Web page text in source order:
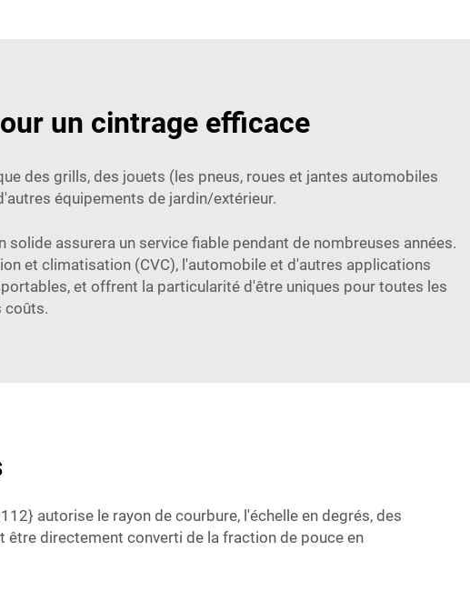
un cintrage efficace
des grills, des jouets (les pneus, roues et jantes automobiles
équipements de jardin/extérieur.
assurera un service fiable pendant de nombreuses années.
et climatisation (CVC), l'automobile et d'autres applications
et offrent la particularité d'être uniques pour toutes les
coûts.
autorise le rayon de courbure, l'échelle en degrés, des
directement converti de la fraction de pouce en